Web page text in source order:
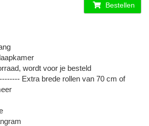
Bestellen
wordt voor je besteld
Extra brede rollen van 70 cm of